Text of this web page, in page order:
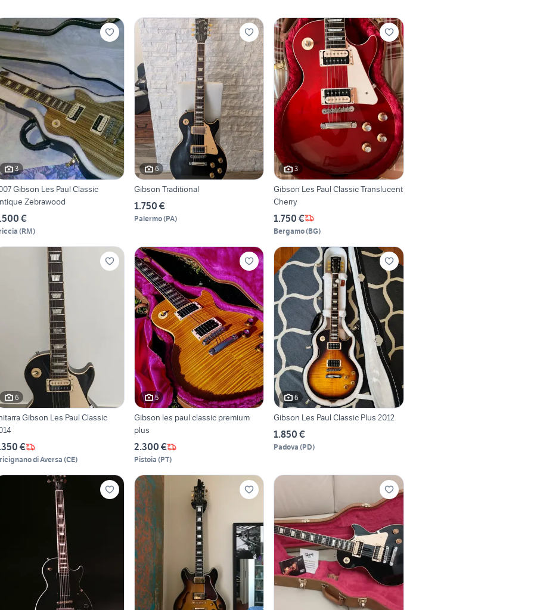
3
Gibson Les Paul Classic
Zebrawood
€
(RM)
6
Gibson Traditional
1.750 €
Palermo(PA)
3
Gibson Les Paul Classic Translucent
Cherry
1.750 €
Bergamo(BG)
6
Gibson Les Paul Classic
€
di Aversa(CE)
5
Gibson les paul classic premium
plus
2.300 €
Pistoia (PT)
6
Gibson Les Paul Classic Plus 2012
1.850 €
Padova (PD)